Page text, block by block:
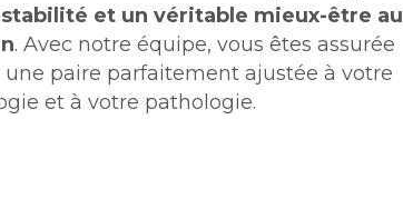
et un véritable mieux-être au
. Avec notre équipe, vous êtes assurée
une paire parfaitement ajustée à votre
et à votre pathologie.